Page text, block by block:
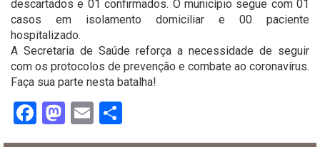
descartados e 01 confirmados. O município segue com 01
casos em isolamento domiciliar e 00 paciente
hospitalizado.
A Secretaria de Saúde reforça a necessidade de seguir
com os protocolos de prevenção e combate ao coronavírus.
Faça sua parte nesta batalha!
Facebook
Mastodon
Email